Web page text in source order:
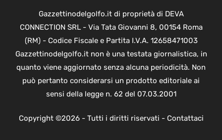
Gazzettinodelgolfo.it di proprietà di DEVA
CONNECTION SRL - Via Tata Giovanni 8, 00154 Roma
(RM) - Codice Fiscale e Partita I.V.A. 12658471003
Gazzettinodelgolfo.it non è una testata giornalistica, in
quanto viene aggiornato senza alcuna periodicità. Non
può pertanto considerarsi un prodotto editoriale ai
sensi della legge n. 62 del 07.03.2001
Copyright ©2026 - Tutti i diritti riservati - Contattaci